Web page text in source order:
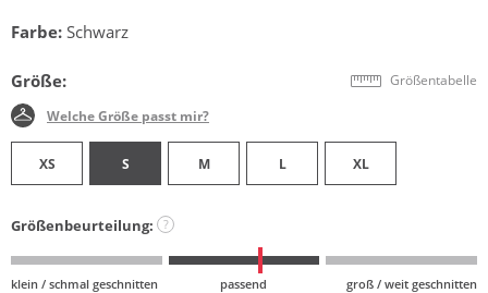
Farbe: Schwarz
Größe: Größentabelle
Welche Größe passt mir?
XS S M L XL
Größenbeurteilung: ?
klein / schmal geschnitten passend groß / weit geschnitten